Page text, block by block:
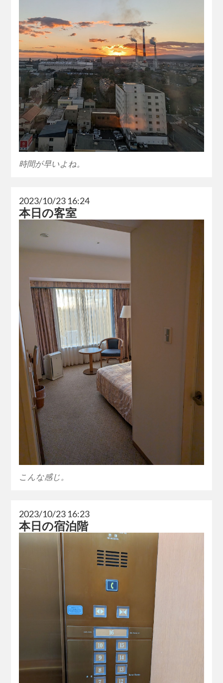
時間が早いよね。
2023/10/23 16:24
本日の客室
こんな感じ。
2023/10/23 16:23
本日の宿泊階